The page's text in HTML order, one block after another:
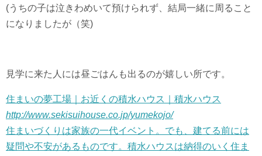
(うちの子は泣きわめいて預けられず、結局一緒に周ること
になりましたが（笑)
見学に来た人には昼ごはんも出るのが嬉しい所です。
住まいの夢工場｜お近くの積水ハウス｜積水ハウス
http://www.sekisuihouse.co.jp/yumekojo/
住まいづくりは家族の一代イベント。でも、建てる前には
疑問や不安があるものです。積水ハウスは納得のいく住ま